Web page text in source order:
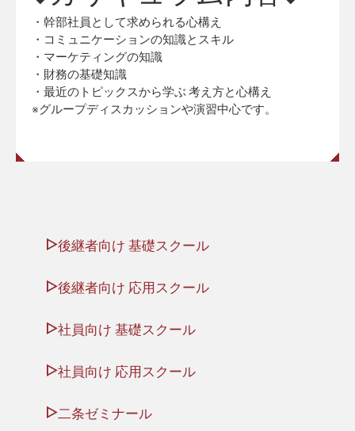
・幹部社員として求められる心構え
・コミュニケーションの知識とスキル
・マーケティングの知識
・財務の基礎知識
・最近のトピックスから学ぶ 考え方と心構え
※グループディスカッションや演習中心です。
後継者向け 基礎スクール
後継者向け 応用スクール
社員向け 基礎スクール
社員向け 応用スクール
二条ゼミナール